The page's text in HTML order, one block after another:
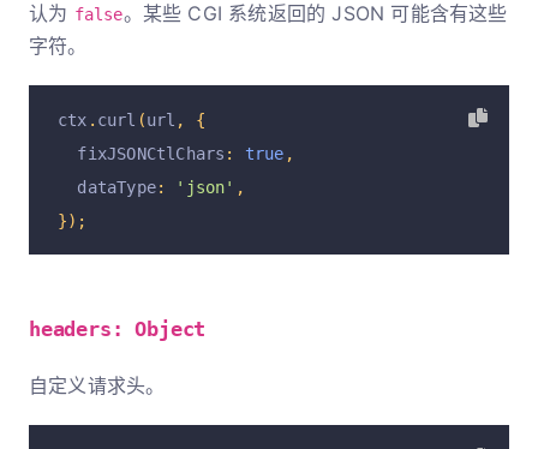
认为 false。某些 CGI 系统返回的 JSON 可能含有这些
字符。
ctx . curl (url ,
{
  fixJSONCtlChars
: true ,
  dataType
: 'json' ,
});
headers: Object
自定义请求头。